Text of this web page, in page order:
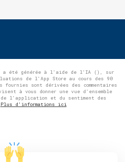
a été générée à l'aide de l'IA (), sur
de l'App Store au cours des 90
sont dérivées des commentaires
à vous donner une vue d'ensemble
de l'application et du sentiment des
Plus d'informations ici